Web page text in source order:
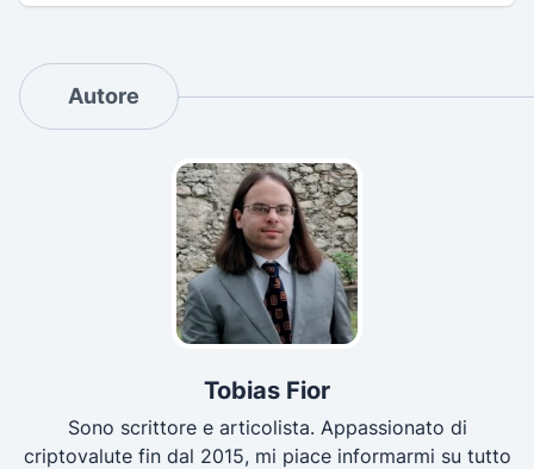
Autore
Tobias Fior
Sono scrittore e articolista. Appassionato di
criptovalute fin dal 2015, mi piace informarmi su tutto